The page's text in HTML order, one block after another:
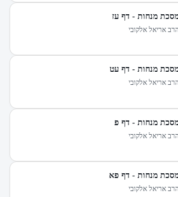
מנחות - דף עז
הרב אריאל אלקובי
מנחות - דף עט
הרב אריאל אלקובי
מנחות - דף פ
הרב אריאל אלקובי
מנחות - דף פא
הרב אריאל אלקובי